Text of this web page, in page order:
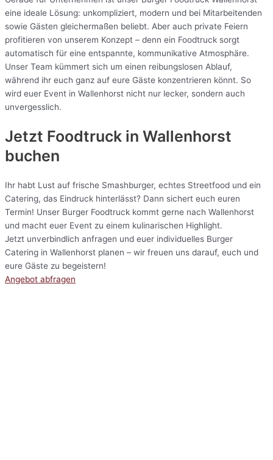
eine ideale Lösung: unkompliziert, modern und bei Mitarbeitenden
sowie Gästen gleichermaßen beliebt. Aber auch private Feiern
profitieren von unserem Konzept – denn ein Foodtruck sorgt
automatisch für eine entspannte, kommunikative Atmosphäre.
Unser Team kümmert sich um einen reibungslosen Ablauf,
während ihr euch ganz auf eure Gäste konzentrieren könnt. So
wird euer Event in Wallenhorst nicht nur lecker, sondern auch
unvergesslich.
Jetzt Foodtruck in Wallenhorst
buchen
Ihr habt Lust auf frische Smashburger, echtes Streetfood und ein
Catering, das Eindruck hinterlässt? Dann sichert euch euren
Termin! Unser Burger Foodtruck kommt gerne nach Wallenhorst
und macht euer Event zu einem kulinarischen Highlight.
Jetzt unverbindlich anfragen und euer individuelles Burger
Catering in Wallenhorst planen – wir freuen uns darauf, euch und
eure Gäste zu begeistern!
Angebot abfragen